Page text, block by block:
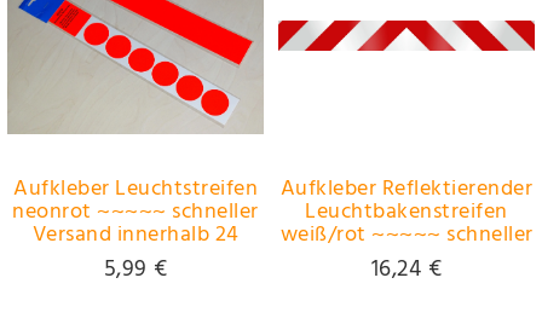
Aufkleber Leuchtstreifen
neonrot ~~~~~ schneller
Versand innerhalb 24
Stunden ~~~~~
5,99 €
Aufkleber Reflektierender
Leuchtbakenstreifen
weiß/rot ~~~~~ schneller
Versand innerhalb 24
Stunden ~~~~~
16,24 €